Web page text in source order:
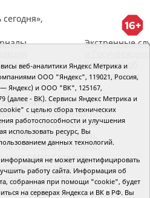
поток
Экстренные
Сведения об
организации
81,
tumentoday@obl72.ru
Тюмень, Почтамт,
tumentoday@obl72.ru.
90-59. Отдел рекламы:
СМИ: Сетевое
область
регистрации СМИ Эл №
Федеральной
веб-аналитики Яндекс Метрика и
ООО "Яндекс", 119021, Россия,
— Яндекс) и ООО "ВК", 125167,
(далее - ВК). Сервисы Яндекс Метрика и
с целью сбора технических
работоспособности и улучшения
использовать ресурс, Вы
данных технологий.
не может идентифицировать
работу сайта. Информация об
собранная при помощи "cookie", будет
на серверах Яндекса и ВК в РФ. Вы